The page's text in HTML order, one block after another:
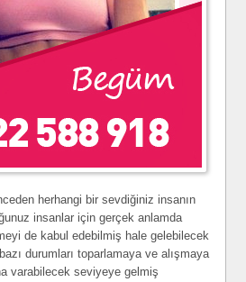
herhangi bir sevdiğiniz insanın
insanlar için gerçek anlamda
de kabul edebilmiş hale gelebilecek
durumları toparlamaya ve alışmaya
varabilecek seviyeye gelmiş